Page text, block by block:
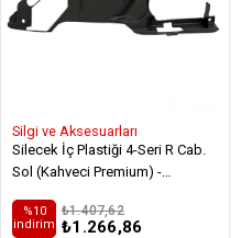
Silgi ve Aksesuarları
Silecek İç Plastiği 4-Seri R Cab.
Sol (Kahveci Premium) -
₺1.266,86
₺1.407,62
%10
i̇ndirim